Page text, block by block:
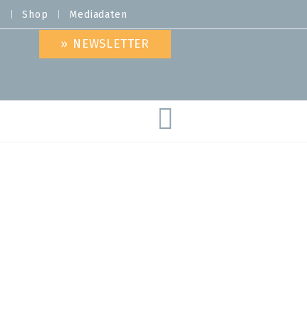
Shop Mediadaten
» NEWSLETTER